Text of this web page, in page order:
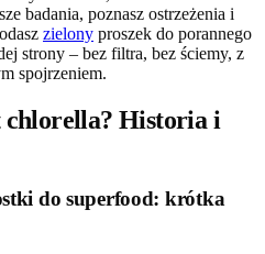
badania, poznasz ostrzeżenia i
zielony proszek do porannego
strony – bez filtra, bez ściemy, z
spojrzeniem.
chlorella? Historia i
do superfood: krótka